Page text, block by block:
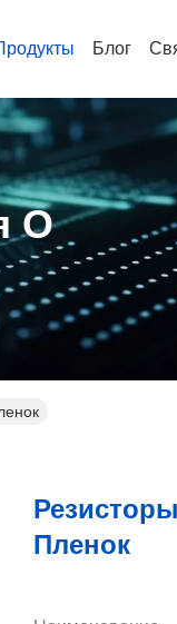
Блог
О
Пленок